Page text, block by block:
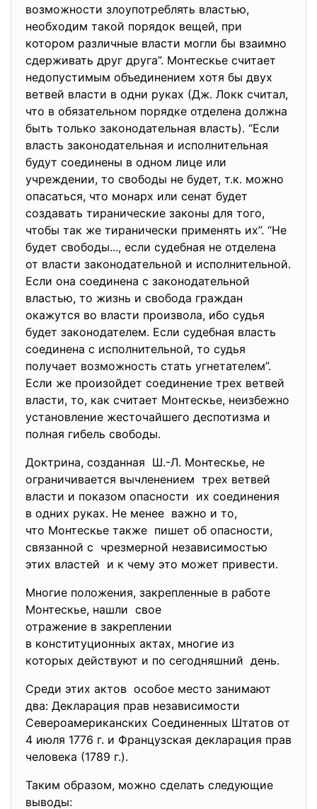
возможности злоупотреблять властью,
необходим такой порядок вещей, при
котором различные власти могли бы взаимно
сдерживать друг друга”. Монтескье считает
недопустимым объединением хотя бы двух
ветвей власти в одни руках (Дж. Локк считал,
что в обязательном порядке отделена должна
быть только законодательная власть). “Если
власть законодательная и исполнительная
будут соединены в одном лице или
учреждении, то свободы не будет, т.к. можно
опасаться, что монарх или сенат будет
создавать тиранические законы для того,
чтобы так же тиранически применять их”. “Не
будет свободы..., если судебная не отделена
от власти законодательной и исполнительной.
Если она соединена с законодательной
властью, то жизнь и свобода граждан
окажутся во власти произвола, ибо судья
будет законодателем. Если судебная власть
соединена с исполнительной, то судья
получает возможность стать угнетателем”.
Если же произойдет соединение трех ветвей
власти, то, как считает Монтескье, неизбежно
установление жесточайшего деспотизма и
полная гибель свободы.
Доктрина, созданная Ш.-Л. Монтескье, не
ограничивается вычленением трех ветвей
власти и показом опасности их соединения
в одних руках. Не менее важно и то,
что Монтескье также пишет об опасности,
связанной с чрезмерной независимостью
этих властей и к чему это может привести.
Многие положения, закрепленные в работе
Монтескье, нашли свое
отражение в закреплении
в конституционных актах, многие из
которых действуют и по сегодняшний день.
Среди этих актов особое место занимают
два: Декларация прав независимости
Североамериканских Соединенных Штатов от
4 июля 1776 г. и Французская декларация прав
человека (1789 г.).
Таким образом, можно сделать следующие
выводы: